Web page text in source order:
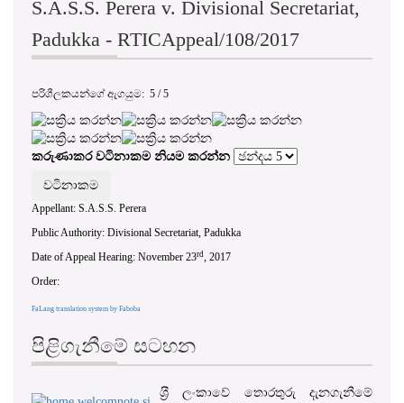
S.A.S.S. Perera v. Divisional Secretariat,
Padukka - RTICAppeal/108/2017
පරිශීලකයන්ගේ ඇගයුම: 5 /5
කරුණාකර වටිනාකම නියම කරන්න
Appellant: S.A.S.S. Perera
Public Authority: Divisional Secretariat, Padukka
Date of Appeal Hearing: November 23rd , 2017
Order:
FaLang translation system by Faboba
පිළිගැනීමේ සටහන
ශ‍්‍රී ලංකාවේ තොරතුරු දැනගැනීමේ